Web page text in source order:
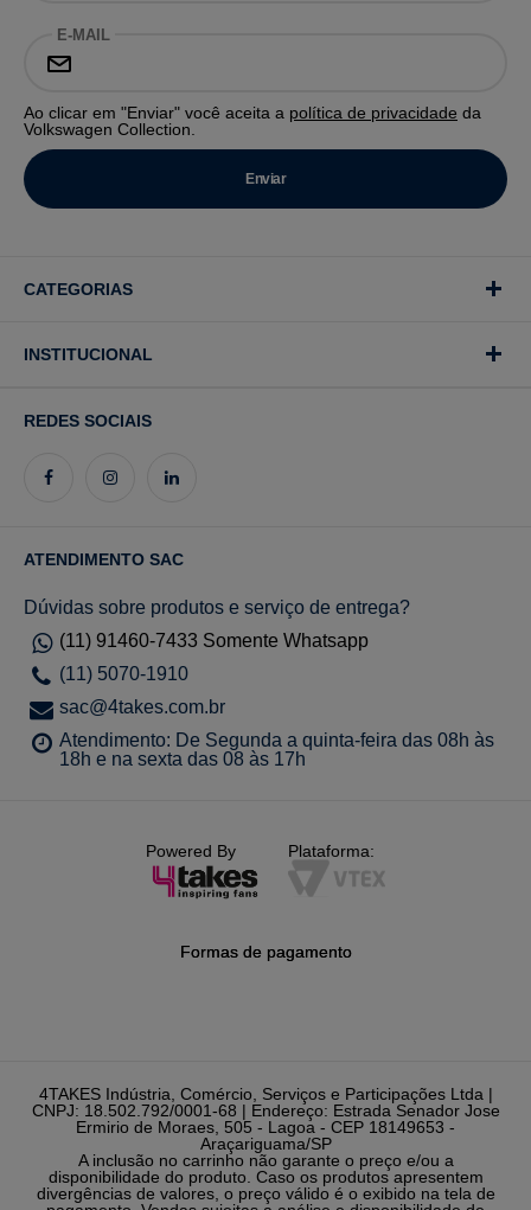
E-MAIL
Ao clicar em "Enviar" você aceita a política de privacidade da
Volkswagen Collection.
CATEGORIAS
INSTITUCIONAL
REDES SOCIAIS
ATENDIMENTO SAC
Dúvidas sobre produtos e serviço de entrega?
(11) 91460-7433 Somente Whatsapp
(11) 5070-1910
sac@4takes.com.br
Atendimento: De Segunda a quinta-feira das 08h às
18h e na sexta das 08 às 17h
Powered By Plataforma:
Formas de pagamento
4TAKES Indústria, Comércio, Serviços e Participações Ltda |
CNPJ: 18.502.792/0001-68 | Endereço: Estrada Senador Jose
Ermirio de Moraes, 505 - Lagoa - CEP 18149653 -
Araçariguama/SP
A inclusão no carrinho não garante o preço e/ou a
disponibilidade do produto. Caso os produtos apresentem
divergências de valores, o preço válido é o exibido na tela de